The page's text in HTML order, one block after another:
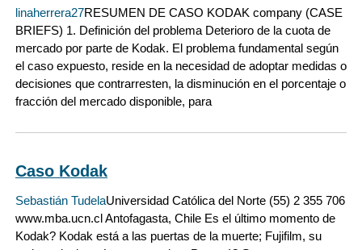
linaherrera27RESUMEN DE CASO KODAK company (CASE
BRIEFS) 1. Definición del problema Deterioro de la cuota de
mercado por parte de Kodak. El problema fundamental según
el caso expuesto, reside en la necesidad de adoptar medidas o
decisiones que contrarresten, la disminución en el porcentaje o
fracción del mercado disponible, para
Caso Kodak
Sebastián TudelaUniversidad Católica del Norte (55) 2 355 706
www.mba.ucn.cl Antofagasta, Chile Es el último momento de
Kodak? Kodak está a las puertas de la muerte; Fujifilm, su